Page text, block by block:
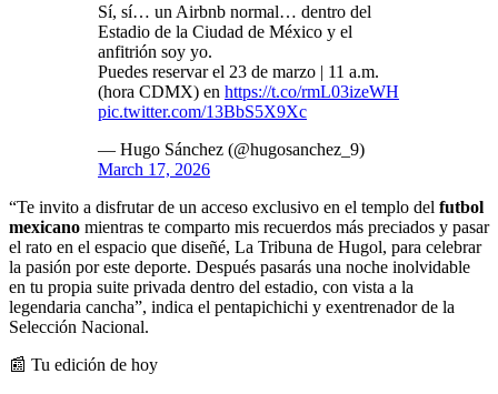
Sí, sí… un Airbnb normal… dentro del
Estadio de la Ciudad de México y el
anfitrión soy yo.
Puedes reservar el 23 de marzo | 11 a.m.
(hora CDMX) en https://t.co/rmL03izeWH
pic.twitter.com/13BbS5X9Xc
— Hugo Sánchez (@hugosanchez_9)
March 17, 2026
“Te invito a disfrutar de un acceso exclusivo en el templo del futbol
mexicano mientras te comparto mis recuerdos más preciados y pasar
el rato en el espacio que diseñé, La Tribuna de Hugol, para celebrar
la pasión por este deporte. Después pasarás una noche inolvidable
en tu propia suite privada dentro del estadio, con vista a la
legendaria cancha”, indica el pentapichichi y exentrenador de la
Selección Nacional.
📰 Tu edición de hoy